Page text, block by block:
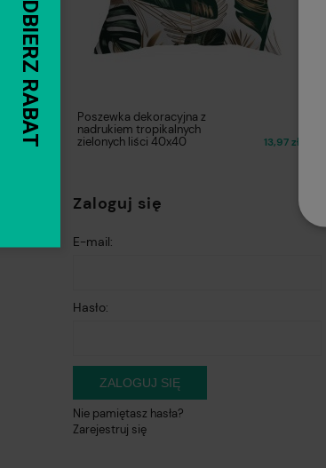
Poszewka dekoracyjna z
nadrukiem tropikalnych
zielonych liści 40x40
13,97 zł
Zaloguj się
E-mail:
Hasło:
ZALOGUJ SIĘ
Nie pamiętasz hasła?
Zarejestruj się